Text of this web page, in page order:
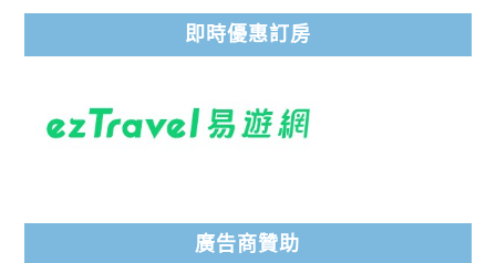
即時優惠訂房
廣告商贊助